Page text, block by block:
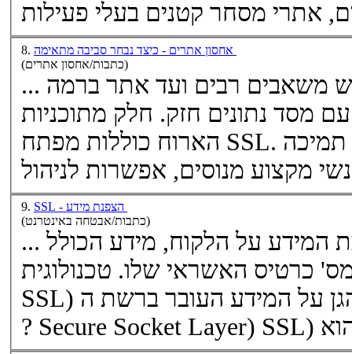
8.
(כתבות/אחסון אתרים)
... עבור אתר בסיסי שאינו דורש משאבים רבים ועד אתר ברמה
מסד נתונים חזק. חלק מתוכניות
SSL. כל תוכניות הארוח כוללות תמיכה
9.
(כתבות/אבטחה באינטרנט)
... הקוראת לגנב ומאפשרת גניבת המידע על הלקוח, מידע הכולל
SSL
? Secure Socket Layer) SSL